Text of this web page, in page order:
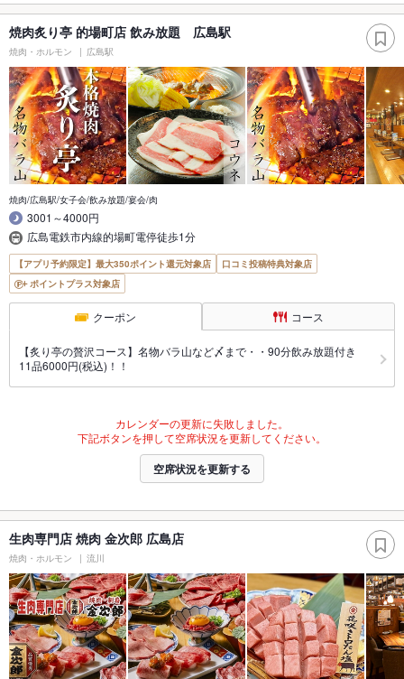
焼肉炙り亭 的場町店 飲み放題 広島駅
焼肉・ホルモン 広島駅
焼肉/広島駅/女子会/飲み放題/宴会/肉
3001～4000円
広島電鉄市内線的場町電停徒歩1分
【アプリ予約限定】最大350ポイント還元対象店
口コミ投稿特典対象店
ポイントプラス対象店
クーポン コース
【炙り亭の贅沢コース】名物バラ山など〆まで・・90分飲み放題付き
11品6000円(税込)！！
カレンダーの更新に失敗しました。
下記ボタンを押して空席状況を更新してください。
空席状況を更新する
生肉専門店 焼肉 金次郎 広島店
焼肉・ホルモン 流川